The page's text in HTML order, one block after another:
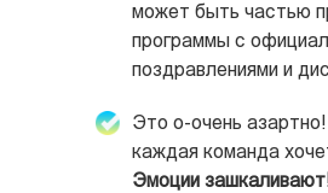
может быть частью
программы с
поздравлениями и
Это о-очень
каждая команда
Эмоции